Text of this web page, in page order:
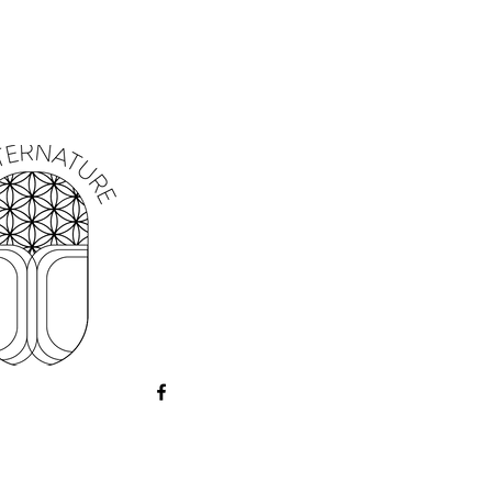
Vierge, Poisson
Vibrations
du jour indirecte.